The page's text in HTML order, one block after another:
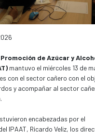
de Azúcar y
mantuvo el miércoles 13 de
con el sector cañero con el
y acompañar al sector
encabezadas por el
IPAAT, Ricardo Veliz, los